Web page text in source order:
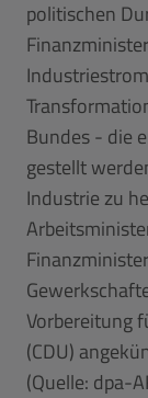
politischen
Bundes - die
gestellt
Industrie zu
Vorbereitung
(CDU)
(Quelle: dpa-